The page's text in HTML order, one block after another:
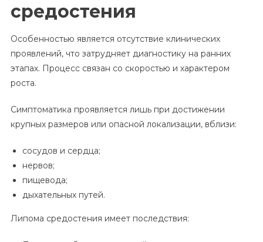
средостения
Особенностью является отсутствие клинических
проявлений, что затрудняет диагностику на ранних
этапах. Процесс связан со скоростью и характером
роста.
Симптоматика проявляется лишь при достижении
крупных размеров или опасной локализации, вблизи:
сосудов и сердца;
нервов;
пищевода;
дыхательных путей.
Липома средостения имеет последствия: